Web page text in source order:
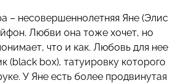
– несовершеннолетняя Яне (Элис
Любви она тоже хочет, но
что и как. Любовь для нее
(black box), татуировку которого
У Яне есть более продвинутая